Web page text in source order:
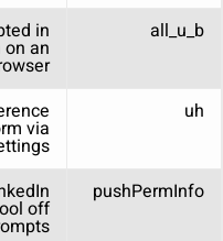
all_u_b
in
an
uh
via
pushPermInfo
off